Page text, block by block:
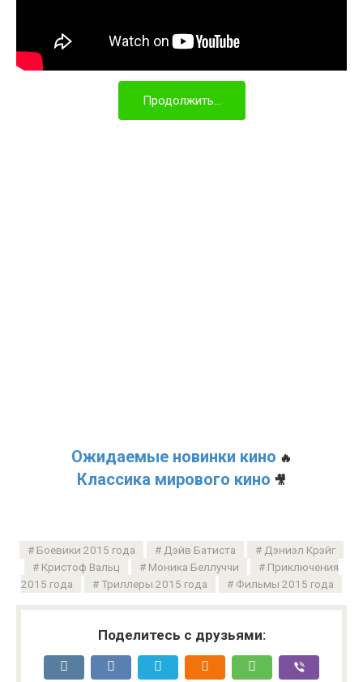
Продолжить...
Ожидаемые новинки кино 🔥
Классика мирового кино 🎥
Боевики 2015 года Дэйв Батиста
Дэниэл Крэйг
Кристоф Вальц
Моника Беллуччи
Приключения
2015 года
Триллеры 2015 года Фильмы 2015 года
Поделитесь с друзьями: